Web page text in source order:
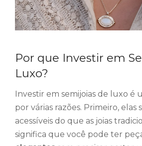
Por que Investir em
Luxo?
Investir em semijoias de luxo é
por várias razões. Primeiro, elas
acessíveis do que as joias
significa que você pode ter